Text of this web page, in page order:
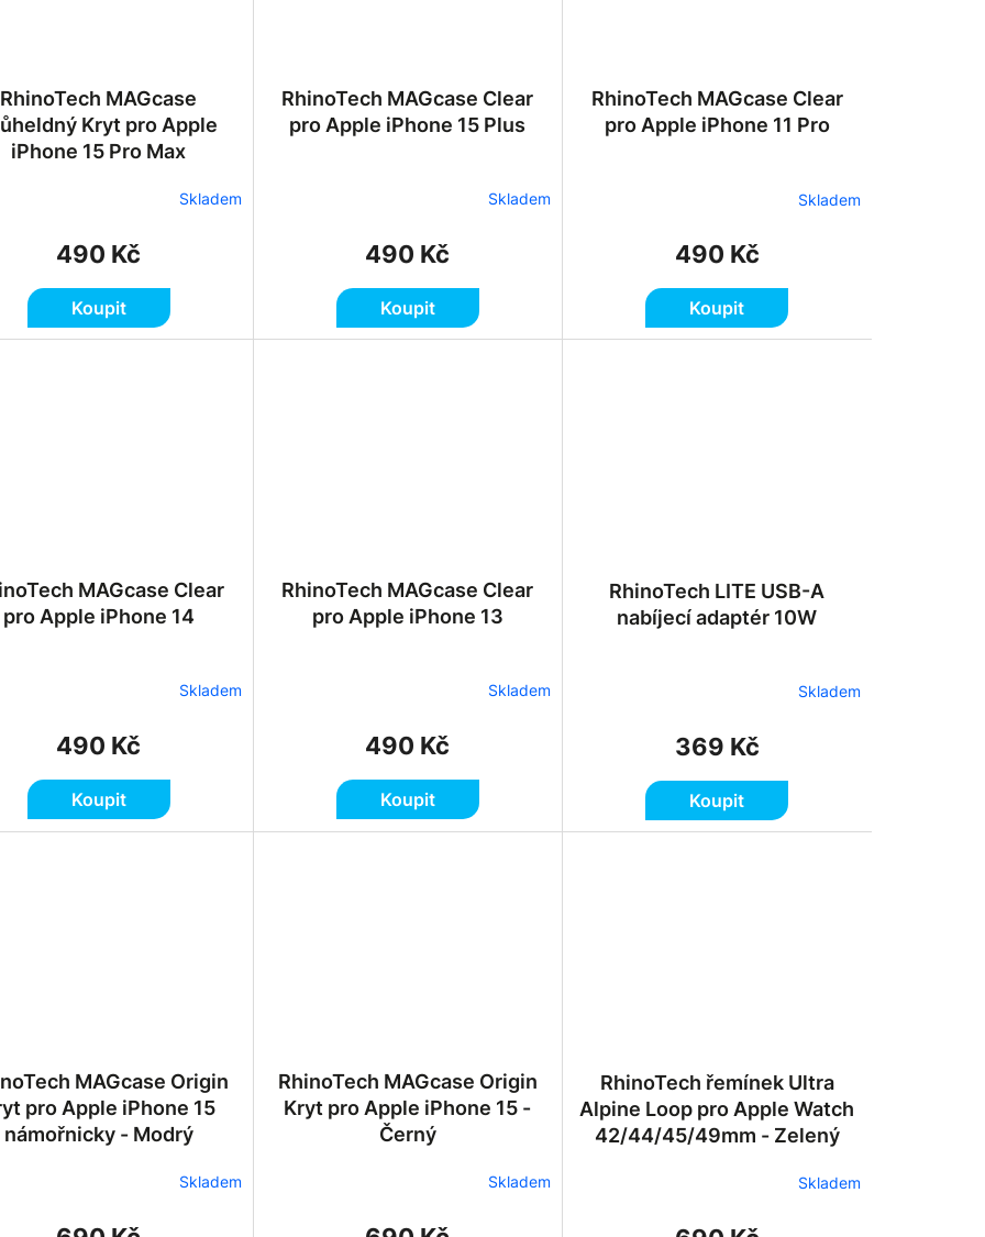
RhinoTech MAGcase
Kryt pro Apple
iPhone 15 Pro Max
Skladem
490 Kč
Koupit
RhinoTech MAGcase Clear
pro Apple iPhone 15 Plus
Skladem
490 Kč
Koupit
RhinoTech MAGcase Clear
pro Apple iPhone 11 Pro
Skladem
490 Kč
Koupit
MAGcase Clear
pro Apple iPhone 14
Skladem
490 Kč
Koupit
RhinoTech MAGcase Clear
pro Apple iPhone 13
Skladem
490 Kč
Koupit
RhinoTech LITE USB-A
nabíjecí adaptér 10W
Skladem
369 Kč
Koupit
MAGcase Origin
pro Apple iPhone 15
námořnicky - Modrý
Skladem
RhinoTech MAGcase Origin
Kryt pro Apple iPhone 15 -
Černý
Skladem
RhinoTech řemínek Ultra
Alpine Loop pro Apple Watch
42/44/45/49mm - Zelený
Skladem